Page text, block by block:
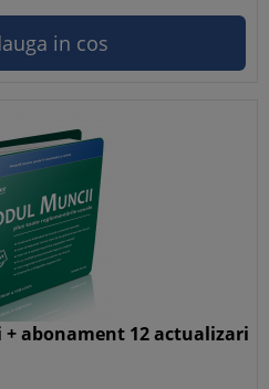
in cos
+ abonament 12 actualizari